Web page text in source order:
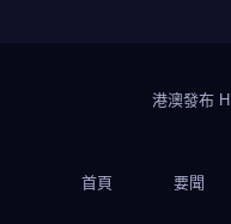
港澳發布
首頁 要聞